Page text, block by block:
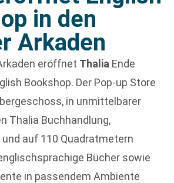
in den
Arkaden
eröffnet Thalia Ende
Bookshop. Der Pop-up Store
in unmittelbarer
Thalia Buchhandlung,
auf 110 Quadratmetern
Bücher sowie
in passendem Ambiente